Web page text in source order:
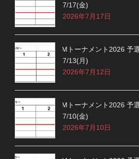
7/17(金)
2026年7月17日
Mトーナメント2026 予
7/13(月)
2026年7月12日
Mトーナメント2026 予
7/10(金)
2026年7月10日